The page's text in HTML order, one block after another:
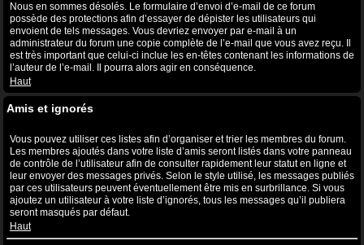
Nous en sommes désolés. Le formulaire d’envoi d’e-mail de ce forum
possède des protections afin d’essayer de dépister les utilisateurs qui
envoient de tels messages. Vous devriez envoyer par e-mail à un
administrateur du forum une copie complète de l’e-mail que vous avez reçu. Il
est très important que celui-ci inclue les en-têtes contenant les informations de
l’auteur de l’e-mail. Il pourra alors agir en conséquence.
Haut
Amis et ignorés
Vous pouvez utiliser ces listes afin d’organiser et trier les membres du forum.
Les membres ajoutés dans votre liste d’amis seront listés dans votre panneau
de contrôle de l’utilisateur afin de consulter rapidement leur statut en ligne et
leur envoyer des messages privés. Selon le style utilisé, les messages publiés
par ces utilisateurs peuvent éventuellement être mis en surbrillance. Si vous
ajoutez un utilisateur à votre liste d’ignorés, tous les messages qu’il publiera
seront masqués par défaut.
Haut